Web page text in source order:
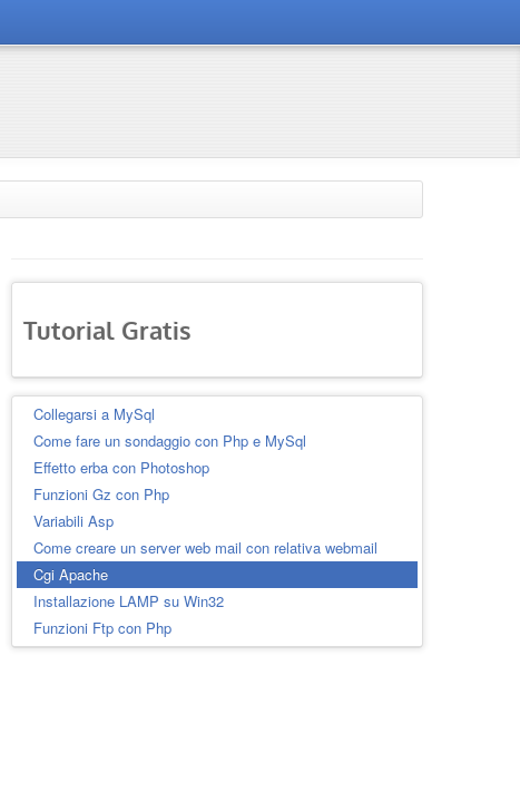
Tutorial Gratis
Collegarsi a MySql
Come fare un sondaggio con Php e MySql
Effetto erba con Photoshop
Funzioni Gz con Php
Variabili Asp
Come creare un server web mail con relativa webmail
Cgi Apache
Installazione LAMP su Win32
Funzioni Ftp con Php